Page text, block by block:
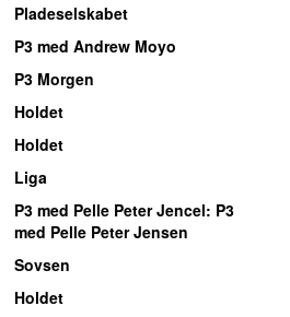
Pladeselskabet
P3 med Andrew Moyo
P3 Morgen
Holdet
Holdet
Liga
P3 med Pelle Peter Jencel: P3
med Pelle Peter Jensen
Sovsen
Holdet